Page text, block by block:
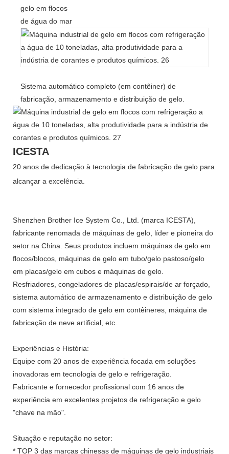
gelo em flocos
de água do mar
Sistema automático completo (em contêiner) de
fabricação, armazenamento e distribuição de gelo.
ICESTA
20 anos de dedicação à tecnologia de fabricação de gelo para
alcançar a excelência.
Shenzhen Brother Ice System Co., Ltd. (marca ICESTA),
fabricante renomada de máquinas de gelo, líder e pioneira do
setor na China. Seus produtos incluem máquinas de gelo em
flocos/blocos, máquinas de gelo em tubo/gelo pastoso/gelo
em placas/gelo em cubos e máquinas de gelo.
Resfriadores, congeladores de placas/espirais/de ar forçado,
sistema automático de armazenamento e distribuição de gelo
com sistema integrado de gelo em contêineres, máquina de
fabricação de neve artificial, etc.
Experiências e História:
Equipe com 20 anos de experiência focada em soluções
inovadoras em tecnologia de gelo e refrigeração.
Fabricante e fornecedor profissional com 16 anos de
experiência em excelentes projetos de refrigeração e gelo
"chave na mão".
Situação e reputação no setor:
* TOP 3 das marcas chinesas de máquinas de gelo industriais